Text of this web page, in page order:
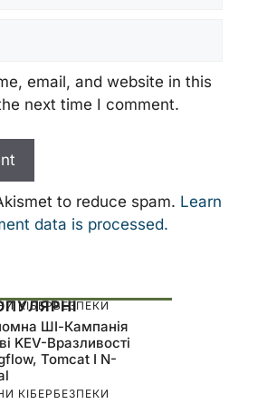
email, and website in this
next time I comment.
to reduce spam. Learn
data is processed.
КІБЕРБЕЗПЕКИ
ШІ-Кампанія
KEV-Вразливості
Tomcat І N-
КІБЕРБЕЗПЕКИ